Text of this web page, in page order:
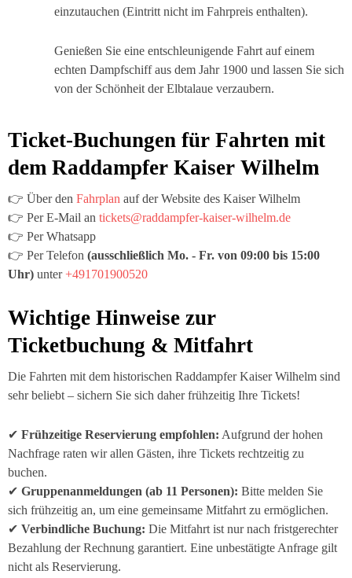
einzutauchen (Eintritt nicht im Fahrpreis enthalten).
Genießen Sie eine entschleunigende Fahrt auf einem
echten Dampfschiff aus dem Jahr 1900 und lassen Sie sich
von der Schönheit der Elbtalaue verzaubern.
Ticket-Buchungen für Fahrten mit
dem Raddampfer Kaiser Wilhelm
👉 Über den Fahrplan auf der Website des Kaiser Wilhelm
👉 Per E-Mail an tickets@raddampfer-kaiser-wilhelm.de
👉 Per Whatsapp
👉 Per Telefon (ausschließlich Mo. - Fr. von 09:00 bis 15:00
Uhr) unter+491701900520
Wichtige Hinweise zur
Ticketbuchung & Mitfahrt
Die Fahrten mit dem historischen RaddampferKaiser Wilhelm sind
sehr beliebt – sichern Sie sich daher frühzeitig Ihre Tickets!
✔ Frühzeitige Reservierung empfohlen: Aufgrund der hohen
Nachfrage raten wir allen Gästen, ihre Tickets rechtzeitig zu
buchen.
✔ Gruppenanmeldungen (ab 11 Personen): Bitte melden Sie
sich frühzeitig an, um eine gemeinsame Mitfahrt zu ermöglichen.
✔ Verbindliche Buchung: Die Mitfahrt ist nur nach fristgerechter
Bezahlung der Rechnung garantiert. Eine unbestätigte Anfrage gilt
nicht als Reservierung.